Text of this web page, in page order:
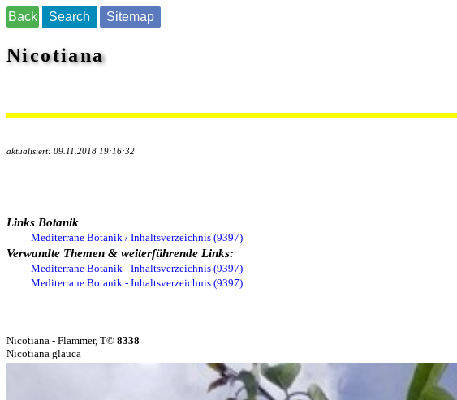
Back Search Sitemap
Nicotiana
aktualisiert: 09.11.2018 19:16:32
Links Botanik
Mediterrane Botanik / Inhaltsverzeichnis (9397)
Verwandte Themen & weiterführende Links:
Mediterrane Botanik - Inhaltsverzeichnis (9397)
Mediterrane Botanik - Inhaltsverzeichnis (9397)
Nicotiana - Flammer, T© 8338
Nicotiana glauca